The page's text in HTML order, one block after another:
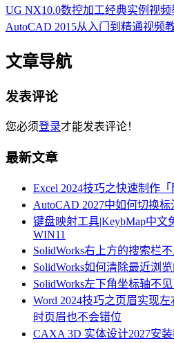
UG NX10.0数控加工经典实例视频
AutoCAD 2015从入门到精通视频
文章导航
发表评论
您必须登录才能发表评论！
最新文章
Excel 2024技巧之快速制作
AutoCAD 2027中如何切换标
键盘映射工具|KeybMap中文
WIN11
SolidWorks右上方的搜索栏
SolidWorks如何清除最近浏览
SolidWorks左下角坐标轴不
Word 2024技巧之页眉实现
时页眉也不会错位
CAXA 3D 实体设计2027安